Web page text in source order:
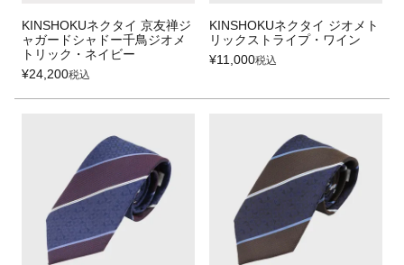
KINSHOKUネクタイ 京友禅ジ
ャガードシャドー千鳥ジオメ
トリック・ネイビー
¥24,200税込
KINSHOKUネクタイ ジオメト
リックストライプ・ワイン
¥11,000税込